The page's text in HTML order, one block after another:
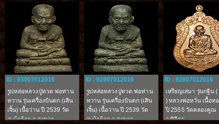
ID : 93007012016
รูปหล่อหลวงปู่ทวด พ่อท่าน
หวาน รุ่นเครื่องบินตก (เสิน
เจิ้น) เนื้อว่าน ปี 2539 วัด
สะบ้าย้อย จ.สงขลา
ID : 92907012016
รูปหล่อหลวงปู่ทวด พ่อท่าน
หวาน รุ่นเครื่องบินตก (เสิน
เจิ้น) เนื้อว่าน ปี 2539 วัด
สะบ้าย้อย จ.สงขลา
ID : 92807012016
เหรียญเสมา รุ่นกฐิน
) หลวงพ่อหวั่น เนื้อท
ปี 2555 วัดคลองคูณ
จ.พิจิตร